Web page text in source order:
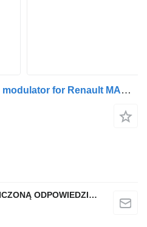
Renault 0486204002 EBS modulator for Renault MAGNUM E-TECH 440 truck tractor
QINDITO SPÓŁKA Z OGRANICZONĄ ODPOWIEDZIALNOŚCIĄ